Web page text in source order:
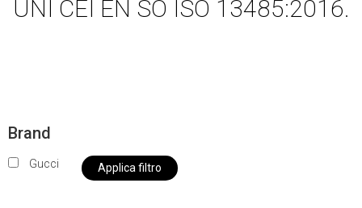
UNI CEI EN SO ISO 13485:2016.
Brand
Gucci Applica filtro